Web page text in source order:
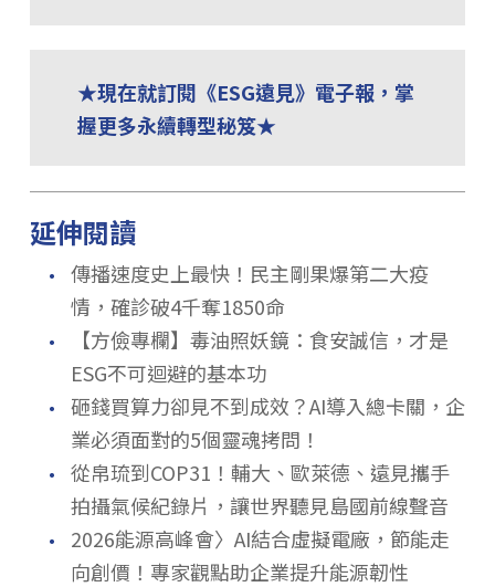
★現在就訂閱《ESG遠見》電子報，掌
握更多永續轉型秘笈★
延伸閱讀
． 傳播速度史上最快！民主剛果爆第二大疫
情，確診破4千奪1850命
．
【方儉專欄】毒油照妖鏡：食安誠信，才是
ESG不可迴避的基本功
． 砸錢買算力卻見不到成效？AI導入總卡關，企
業必須面對的5個靈魂拷問！
． 從帛琉到COP31！輔大、歐萊德、遠見攜手
拍攝氣候紀錄片，讓世界聽見島國前線聲音
．
2026能源高峰會〉AI結合虛擬電廠，節能走
向創價！專家觀點助企業提升能源韌性